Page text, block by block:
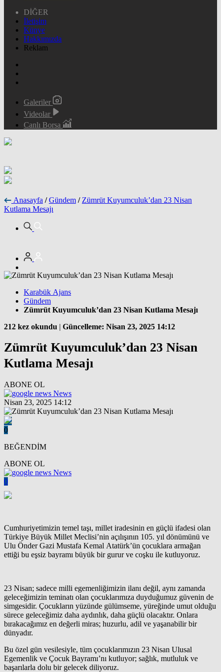
DİĞER
İletişim
Künye
Hakkımızda
Reklam
Galeriler
Videolar
Canlı Borsa
Anasayfa / Gündem / Zümrüt Kuyumculuk’dan 23 Nisan
Kutlama Mesajı
Karabük Ajans
Gündem
Zümrüt Kuyumculuk’dan 23 Nisan Kutlama Mesajı
212 kez okundu | Güncelleme: Nisan 23, 2025 14:12
Zümrüt Kuyumculuk’dan 23 Nisan
Kutlama Mesajı
ABONE OL
News
Nisan 23, 2025 14:12
0
BEĞENDİM
ABONE OL
News
0
Cumhuriyetimizin temel taşı, millet iradesinin en güçlü ifadesi olan
Türkiye Büyük Millet Meclisi’nin açılışının 105. yıl dönümünü ve
Ulu Önder Gazi Mustafa Kemal Atatürk’ün çocuklara armağan
ettiği bu eşsiz bayramı büyük bir gurur ve coşku ile kutluyoruz.
23 Nisan; sadece milli egemenliğimizin ilanı değil, aynı zamanda
geleceğimizin teminatı olan çocuklarımıza duyduğumuz güvenin de
simgesidir. Çocukların yüzünde gülümseme, yüreğinde umut olduğu
sürece geleceğimiz daha aydınlık, daha güçlü olacaktır. Onlara
bırakacağımız en değerli miras; huzurlu, adil ve yaşanabilir bir
dünyadır.
Bu özel gün vesilesiyle, tüm çocuklarımızın 23 Nisan Ulusal
Egemenlik ve Çocuk Bayramı’nı kutluyor; sağlık, mutluluk ve
başarılarla dolu bir gelecek diliyoruz.